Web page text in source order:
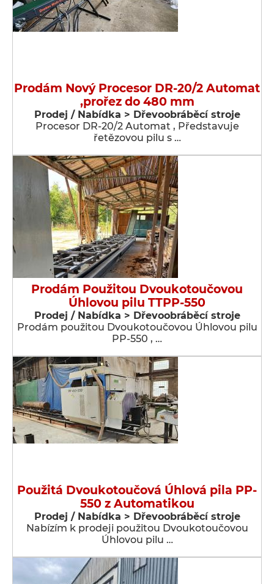
Prodám Nový Procesor DR-20/2 Automat
,prořez do 480 mm
Prodej / Nabídka > Dřevoobráběcí stroje
Procesor DR-20/2 Automat , Představuje
řetězovou pilu s …
Prodám Použitou Dvoukotoučovou
Úhlovou pilu TTPP-550
Prodej / Nabídka > Dřevoobráběcí stroje
Prodám použitou Dvoukotoučovou Úhlovou pilu
PP-550 , …
Použitá Dvoukotoučová Úhlová pila PP-
550 z Automatikou
Prodej / Nabídka > Dřevoobráběcí stroje
Nabízím k prodeji použitou Dvoukotoučovou
Úhlovou pilu …